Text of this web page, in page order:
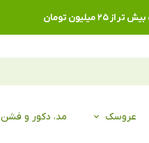
تومان
عروسک مد، دکور و فشن